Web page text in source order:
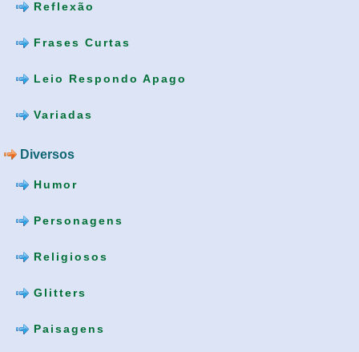
Reflexão
Frases Curtas
Leio Respondo Apago
Variadas
Diversos
Humor
Personagens
Religiosos
Glitters
Paisagens